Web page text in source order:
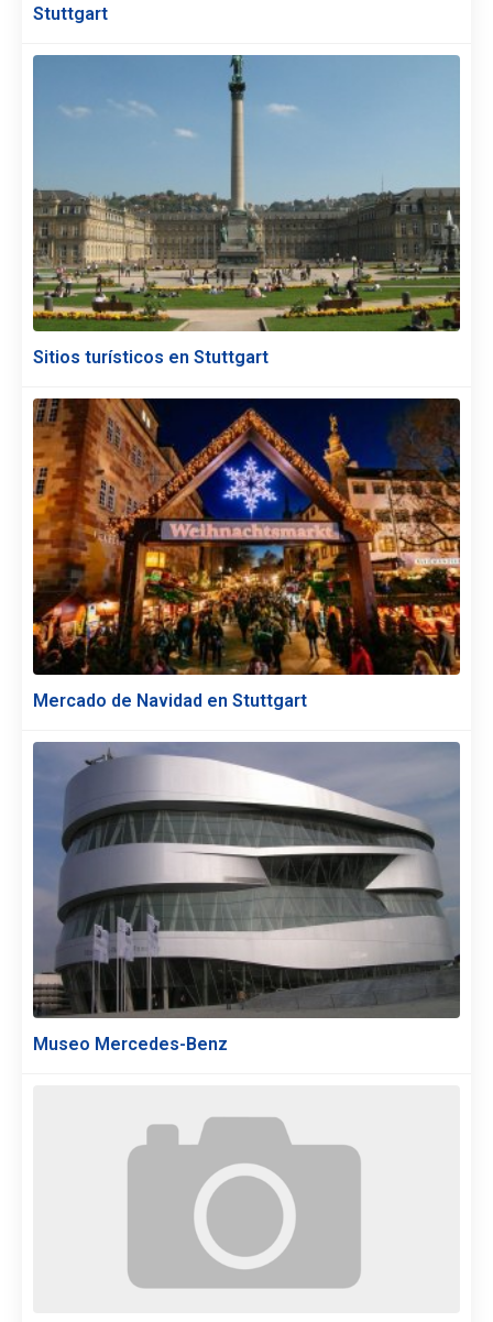
Stuttgart
Sitios turísticos en Stuttgart
Mercado de Navidad en Stuttgart
Museo Mercedes-Benz